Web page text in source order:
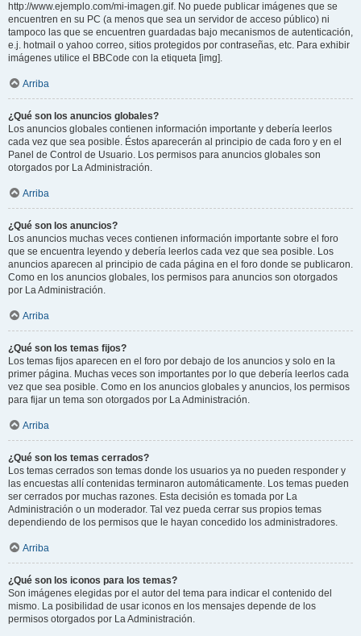
http://www.ejemplo.com/mi-imagen.gif. No puede publicar imágenes que se
encuentren en su PC (a menos que sea un servidor de acceso público) ni
tampoco las que se encuentren guardadas bajo mecanismos de autenticación,
e.j. hotmail o yahoo correo, sitios protegidos por contraseñas, etc. Para exhibir
imágenes utilice el BBCode con la etiqueta [img].
Arriba
¿Qué son los anuncios globales?
Los anuncios globales contienen información importante y debería leerlos
cada vez que sea posible. Éstos aparecerán al principio de cada foro y en el
Panel de Control de Usuario. Los permisos para anuncios globales son
otorgados por La Administración.
Arriba
¿Qué son los anuncios?
Los anuncios muchas veces contienen información importante sobre el foro
que se encuentra leyendo y debería leerlos cada vez que sea posible. Los
anuncios aparecen al principio de cada página en el foro donde se publicaron.
Como en los anuncios globales, los permisos para anuncios son otorgados
por La Administración.
Arriba
¿Qué son los temas fijos?
Los temas fijos aparecen en el foro por debajo de los anuncios y solo en la
primer página. Muchas veces son importantes por lo que debería leerlos cada
vez que sea posible. Como en los anuncios globales y anuncios, los permisos
para fijar un tema son otorgados por La Administración.
Arriba
¿Qué son los temas cerrados?
Los temas cerrados son temas donde los usuarios ya no pueden responder y
las encuestas allí contenidas terminaron automáticamente. Los temas pueden
ser cerrados por muchas razones. Esta decisión es tomada por La
Administración o un moderador. Tal vez pueda cerrar sus propios temas
dependiendo de los permisos que le hayan concedido los administradores.
Arriba
¿Qué son los iconos para los temas?
Son imágenes elegidas por el autor del tema para indicar el contenido del
mismo. La posibilidad de usar iconos en los mensajes depende de los
permisos otorgados por La Administración.